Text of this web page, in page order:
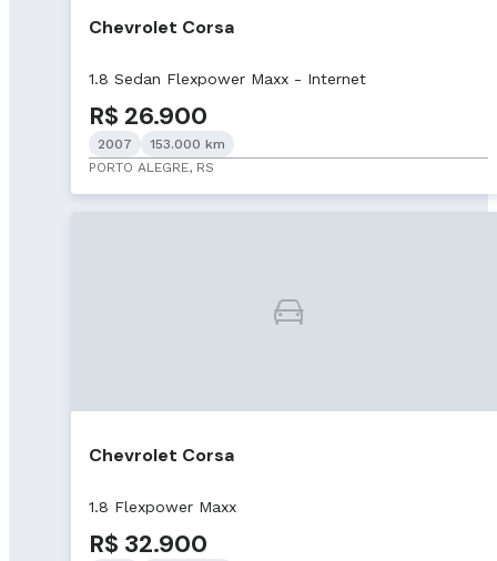
Chevrolet Corsa
1.8 Sedan Flexpower Maxx - Internet
R$ 26.900
2007
153.000 km
PORTO ALEGRE, RS
Chevrolet Corsa
1.8 Flexpower Maxx
R$ 32.900